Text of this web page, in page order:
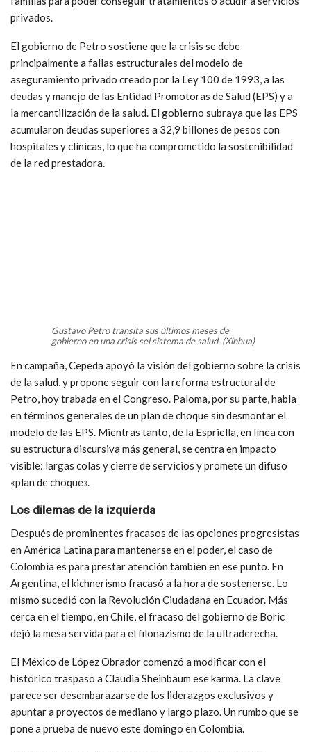
privados.
El gobierno de Petro sostiene que la crisis se debe
principalmente a fallas estructurales del modelo de
aseguramiento privado creado por la Ley 100 de 1993, a las
deudas y manejo de las Entidad Promotoras de Salud (EPS) y a
la mercantilización de la salud. El gobierno subraya que las EPS
acumularon deudas superiores a 32,9 billones de pesos con
hospitales y clínicas, lo que ha comprometido la sostenibilidad
de la red prestadora.
Gustavo Petro transita sus últimos meses de
gobierno en una crisis sel sistema de salud. (Xinhua)
En campaña, Cepeda apoyó la visión del gobierno sobre la crisis
de la salud, y propone seguir con la reforma estructural de
Petro, hoy trabada en el Congreso. Paloma, por su parte, habla
en términos generales de un plan de choque sin desmontar el
modelo de las EPS. Mientras tanto, de la Espriella, en línea con
su estructura discursiva más general, se centra en impacto
visible: largas colas y cierre de servicios y promete un difuso
«plan de choque».
Los dilemas de la izquierda
Después de prominentes fracasos de las opciones progresistas
en América Latina para mantenerse en el poder, el caso de
Colombia es para prestar atención también en ese punto. En
Argentina, el kichnerismo fracasó a la hora de sostenerse. Lo
mismo sucedió con la Revolución Ciudadana en Ecuador. Más
cerca en el tiempo, en Chile, el fracaso del gobierno de Boric
dejó la mesa servida para el filonazismo de la ultraderecha.
El México de López Obrador comenzó a modificar con el
histórico traspaso a Claudia Sheinbaum ese karma. La clave
parece ser desembarazarse de los liderazgos exclusivos y
apuntar a proyectos de mediano y largo plazo. Un rumbo que se
pone a prueba de nuevo este domingo en Colombia.